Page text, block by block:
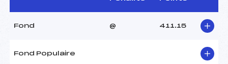
Fond @ 411.15
Fond Populaire